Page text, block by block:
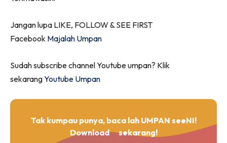
Jangan lupa LIKE, FOLLOW & SEE FIRST
Facebook Majalah Umpan
Sudah subscribe channel Youtube umpan? Klik
sekarangYoutube Umpan
Tak kumpau punya, baca lah UMPAN seeNI!
Download
sekarang!